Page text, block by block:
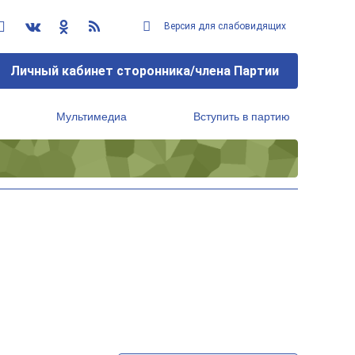
Версия для слабовидящих
Личный кабинет сторонника/члена Партии
Мультимедиа Вступить в партию